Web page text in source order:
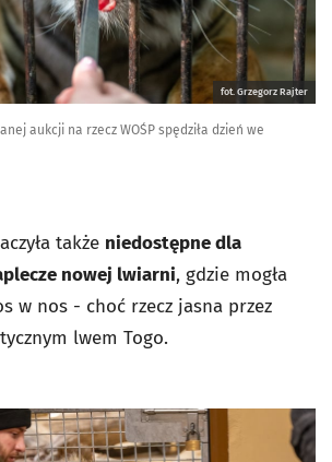
fot. Grzegorz Rajter
aukcji na rzecz WOŚP spędziła dzień we
także niedostępne dla
nowej lwiarni, gdzie mogła
w nos - choć rzecz jasna przez
lwem Togo.